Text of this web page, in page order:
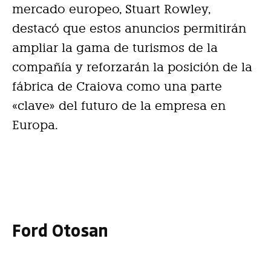
mercado europeo, Stuart Rowley,
destacó que estos anuncios permitirán
ampliar la gama de turismos de la
compañía y reforzarán la posición de la
fábrica de Craiova como una parte
«clave» del futuro de la empresa en
Europa.
Ford Otosan